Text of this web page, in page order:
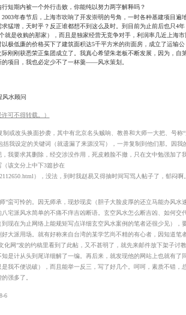
短期内被一个外行击败，你能纯以努力两字解释吗？
2003年春节后，上海市吹响了开发崇明的号角，一时各种基建项目遍
猛增，天时乎？反正谁都想不到这么及时。到目前为止前后也只4年
就是收购的那家），而且是独家经营无竞争对手，利润率几近上海市
极低廉的价格买下了建筑面积达5千平方米的街面房，成立了运输公
刚刚获悉荣正集团成立了。我真心希望朱老板不断发展，因为，自
项目，我也必定少不了一杯羹——风水策划。
风水顾问
可不得转载。）
或改头换面抄袭，其中有北京名头贼响、教兽和大师一大把、号称“
我设定的关键词（就遗漏了来源没写），一并复制到他们那。因我
我要求其删除，经交涉没作用，死皮赖脸不撤，只在文中勉强加了
该文分上中下3篇抄在
），没法，到时我赵易又得抽时间写骂人帖子了，郁闷啊。
蛮可怜的。因无师承，现炒现卖（胆子大脸皮厚的还立马能办风水
宅派风水简单的不痛不痒吉凶断语。玄空风水怎么断吉凶、如何交
现在为止网络上能规矩写点详细玄空风水案例的笔者还很少见），
大派用场。就有好称来自台湾的某学艺尚不精的有心者，因知道笔
化网”发的约稿里看到了此帖，又不甚明了，就先来邮件放下架子讨
是计从头到尾详细解了一编。再后来，就发现他的网站上也就有了同
我不便说破），而且能举一反三，写了好几个。呵呵，素质不错，总
强多了。